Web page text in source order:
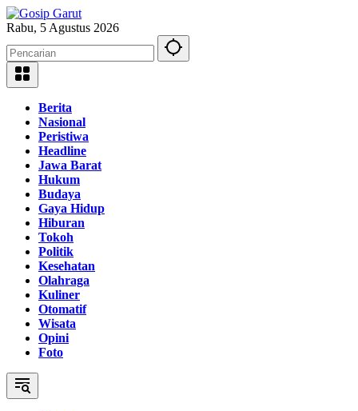
Langsung
ke
Rabu, 5 Agustus 2026
Berita
Nasional
Peristiwa
Headline
Jawa Barat
Hukum
Budaya
Gaya Hidup
Hiburan
Tokoh
Politik
Kesehatan
Olahraga
Kuliner
Otomatif
Wisata
Opini
Foto